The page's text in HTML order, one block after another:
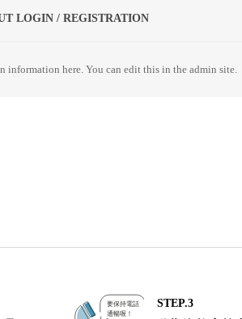
LOGIN / REGISTRATION
information here. You can edit this in the admin site.
STEP.3